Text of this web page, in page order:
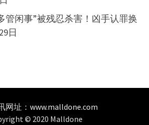
管闲事”被残忍杀害！凶手认罪换
日
网址： www.malldone.com
© 2020 Malldone